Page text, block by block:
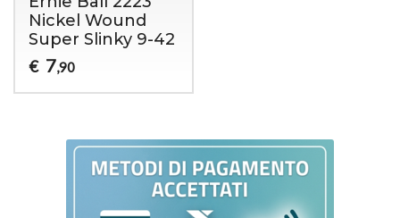
Nickel Wound
Super Slinky 9-42
€ 7,90